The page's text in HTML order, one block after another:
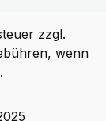
zzgl.
wenn